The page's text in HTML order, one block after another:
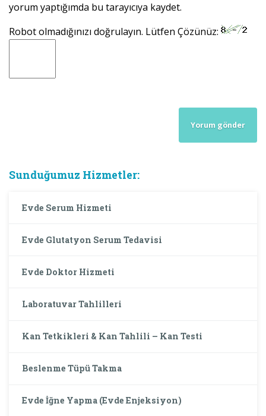
yorum yaptığımda bu tarayıcıya kaydet.
Robot olmadığınızı doğrulayın. Lütfen Çözünüz:
Sunduğumuz Hizmetler:
Evde Serum Hizmeti
Evde Glutatyon Serum Tedavisi
Evde Doktor Hizmeti
Laboratuvar Tahlilleri
Kan Tetkikleri & Kan Tahlili – Kan Testi
Beslenme Tüpü Takma
Evde İğne Yapma (Evde Enjeksiyon)